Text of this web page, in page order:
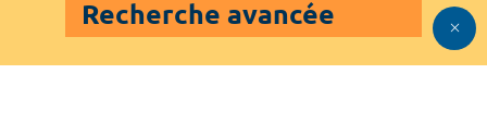
Recherche avancée